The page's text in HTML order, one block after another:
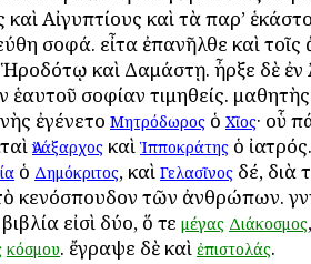
καὶ Αἰγυπτίους καὶ τὰ παρ’
σοφά. εἶτα ἐπανῆλθε καὶ τοῖς
καὶ Δαμάστῃ. ἦρξε δὲ ἐν
ἑαυτοῦ σοφίαν τιμηθείς.
ἐγένετο Μητρόδωρος ὁ Χῖος· οὗ
Ἀνάξαρχος καὶ Ἱπποκράτης ὁ
ὁ Δημόκριτος, καὶ Γελασῖνος δέ, διὰ
κενόσπουδον τῶν ἀνθρώπων.
εἰσὶ δύο, ὅ τε μέγας Διάκοσμος
κόσμου. ἔγραψε δὲ καὶ ἐπιστολάς.